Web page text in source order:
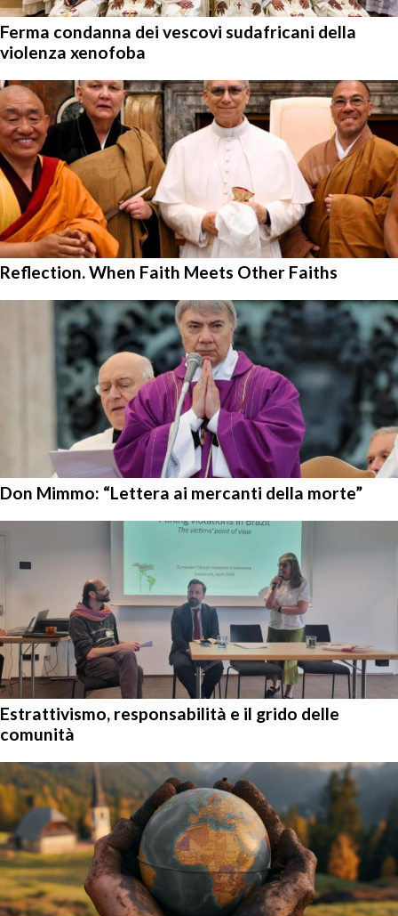
Ferma condanna dei vescovi sudafricani della
violenza xenofoba
Reflection. When Faith Meets Other Faiths
Don Mimmo: “Lettera ai mercanti della morte”
Estrattivismo, responsabilità e il grido delle
comunità